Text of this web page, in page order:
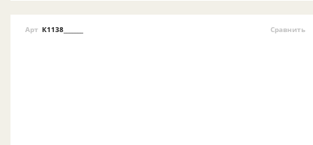
Арт К1138_______ Сравнить